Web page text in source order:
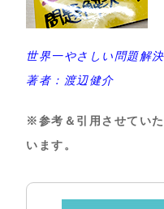
世界一やさしい問題解
著者：渡辺健介
※参考＆引用させてい
います。